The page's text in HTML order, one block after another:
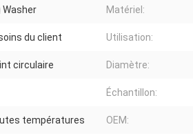
Washer Matériel:
du client Utilisation:
circulaire Diamètre:
Échantillon:
températures OEM: